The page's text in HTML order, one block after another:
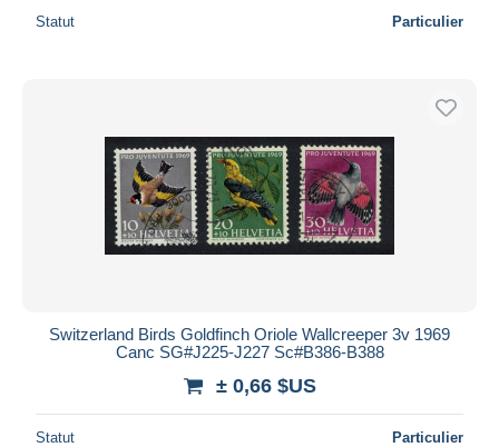
Appliquer
Statut Particulier
Switzerland Birds Goldfinch Oriole Wallcreeper 3v 1969
Canc SG#J225-J227 Sc#B386-B388
± 0,66 $US
Statut Particulier